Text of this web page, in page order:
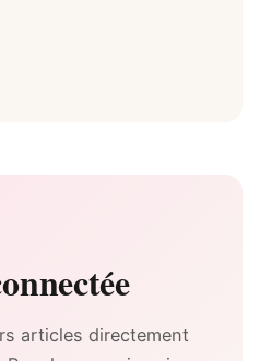
articles directement